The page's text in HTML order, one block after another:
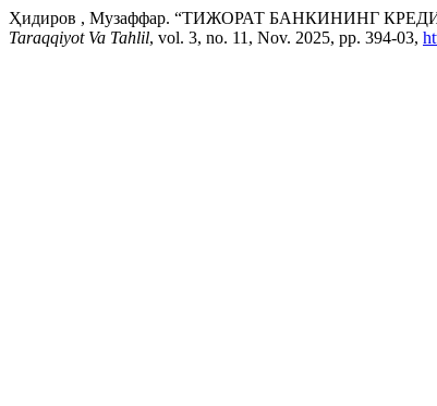
Ҳидиров , Музаффар. “ТИЖОРАТ БАНКИНИНГ
Taraqqiyot Va Tahlil, vol. 3, no. 11, Nov. 2025, pp. 394-03,